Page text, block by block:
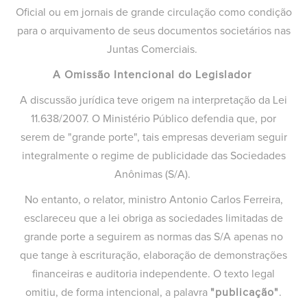
Oficial ou em jornais de grande circulação como condição
para o arquivamento de seus documentos societários nas
Juntas Comerciais.
A Omissão Intencional do Legislador
A discussão jurídica teve origem na interpretação da Lei
11.638/2007. O Ministério Público defendia que, por
serem de "grande porte", tais empresas deveriam seguir
integralmente o regime de publicidade das Sociedades
Anônimas (S/A).
No entanto, o relator, ministro Antonio Carlos Ferreira,
esclareceu que a lei obriga as sociedades limitadas de
grande porte a seguirem as normas das S/A apenas no
que tange à escrituração, elaboração de demonstrações
financeiras e auditoria independente. O texto legal
omitiu, de forma intencional, a palavra "publicação".